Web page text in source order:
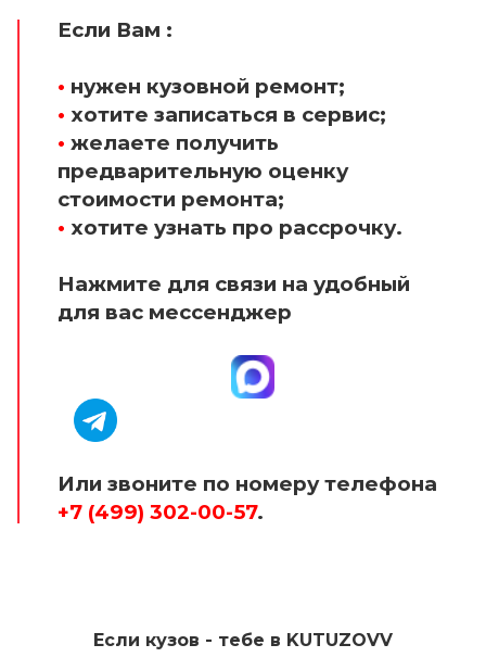
Если Вам :
• нужен кузовной ремонт;
• хотите записаться в сервис;
• желаете получить
предварительную оценку
стоимости ремонта;
• хотите узнать про рассрочку.
Нажмите для связи на удобный
для вас мессенджер
Или звоните по номеру телефона
+7 (499) 302-00-57.
Если кузов - тебе в KUTUZOVV